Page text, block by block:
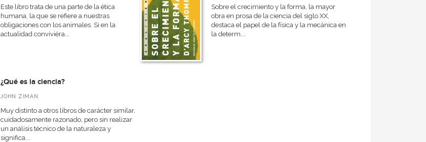
Este libro trata de una parte de la ética
humana, la que se refiere a nuestras
obligaciones con los animales. Si en la
actualidad conviviéra...
Sobre el crecimiento y la forma, la mayor
obra en prosa de la ciencia del siglo XX,
destaca el papel de la física y la mecánica en
la determ...
¿Qué es la ciencia?
JOHN ZIMAN
Muy distinto a otros libros de carácter similar,
cuidadosamente razonado, pero sin realizar
un análisis técnico de la naturaleza y
significa...